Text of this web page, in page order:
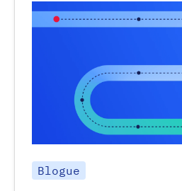
Blogue